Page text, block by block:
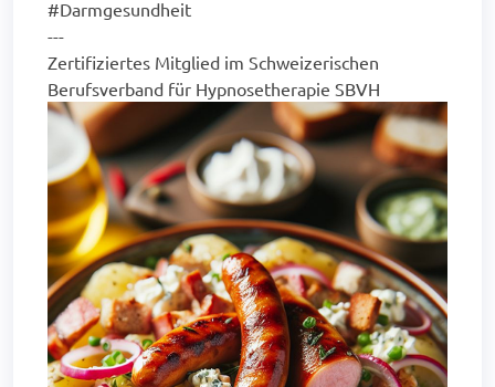
#Darmgesundheit
---
Zertifiziertes Mitglied im Schweizerischen
Berufsverband für Hypnosetherapie SBVH